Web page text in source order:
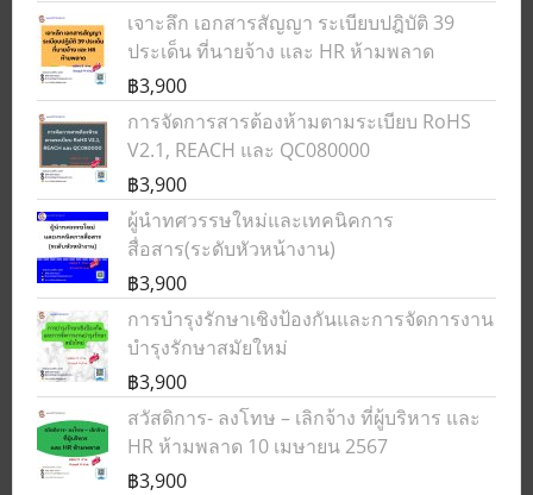
เจาะลึก เอกสารสัญญา ระเบียบปฎิบัติ 39
ประเด็น ที่นายจ้าง และ HR ห้ามพลาด
฿3,900
การจัดการสารต้องห้ามตามระเบียบ RoHS
V2.1, REACH และ QC080000
฿3,900
ผู้นำทศวรรษใหม่และเทคนิคการ
สื่อสาร(ระดับหัวหน้างาน)
฿3,900
การบำรุงรักษาเชิงป้องกันและการจัดการงาน
บำรุงรักษาสมัยใหม่
฿3,900
สวัสดิการ- ลงโทษ – เลิกจ้าง ที่ผู้บริหาร และ
HR ห้ามพลาด 10 เมษายน 2567
฿3,900